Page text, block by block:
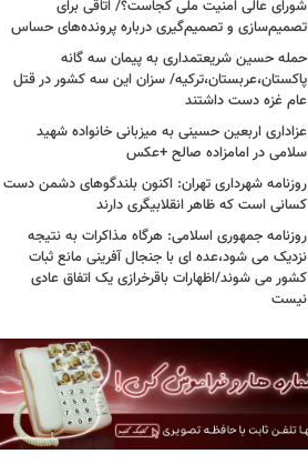
شورای عالی امنیت ملی کجاست؟/ اتاقی برای
تصمیم‌سازی و تصمیم‌گیری درباره پرونده‌های حساس
حمله حسین شریعتمداری به پیمان سه گانه
پاکستان،عربستان،ترکیه/ سزان این سه کشور در قتل
عام غزه دست داشتند
عزاداری اربعین حسینی به میزبانی خانواده شهید
سلامی در امامزاده صالح +عکس
روزنامه شهرداری تهران: اکنون بلندگوهای دشمن دست
کسانی است که ظاهر انقلابیگری دارند
روزنامه جمهوری اسلامی: هرگاه مذاکرات به نتیجه
نزدیک می شود،عده ای با جنجال آفرینی مانع ثبات
کشور می شوند/اظهارات باقرخرازی یک اتفاق عادی
نیست